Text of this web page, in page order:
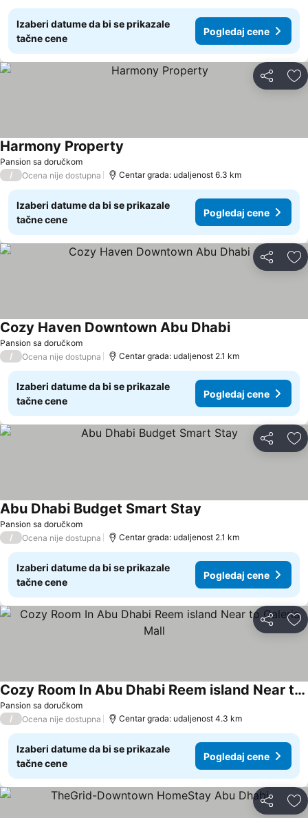
Izaberi datume da bi se prikazale
tačne cene
Pogledaj cene
Deli
Pansion sa doručkom
Harmony Property
/ Ocena nije dostupna Centar grada: udaljenost 6.3 km
Izaberi datume da bi se prikazale
tačne cene
Pogledaj cene
Deli
Pansion sa doručkom
Cozy Haven Downtown Abu DhabiPogledaj cene
/ Ocena nije dostupna Centar grada: udaljenost 2.1 km
Izaberi datume da bi se prikazale
tačne cene
Pogledaj cene
Deli
Pansion sa doručkom
Abu Dhabi Budget Smart Stay
/ Ocena nije dostupna Centar grada: udaljenost 2.1 km
Izaberi datume da bi se prikazale
tačne cene
Pogledaj cene
Deli
Pansion sa doručkom
Cozy Room In Abu Dhabi Reem island Near to Galeria Mall
Pogledaj cene
/ Ocena nije dostupna Centar grada: udaljenost 4.3 km
Izaberi datume da bi se prikazale
tačne cene
Pogledaj cene
Deli